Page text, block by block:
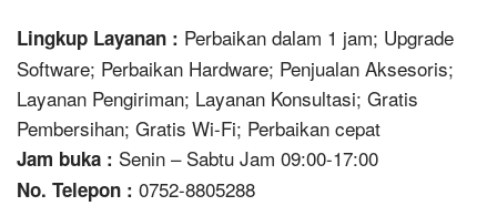
Lingkup Layanan : Perbaikan dalam 1 jam; Upgrade
Software; Perbaikan Hardware; Penjualan Aksesoris;
Layanan Pengiriman; Layanan Konsultasi; Gratis
Pembersihan; Gratis Wi-Fi; Perbaikan cepat
Jam buka : Senin – Sabtu Jam 09:00-17:00
No. Telepon : 0752-8805288